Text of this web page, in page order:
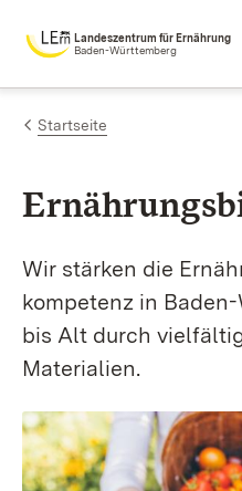
Zum Inhalt springen
Landeszentrum für Ernährung
Baden-Württemberg
Startseite
Wir stärken die
kompetenz in
bis Alt durch
Materialien.